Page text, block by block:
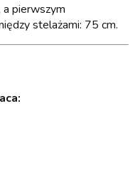
a pierwszym
stelażami: 75 cm.